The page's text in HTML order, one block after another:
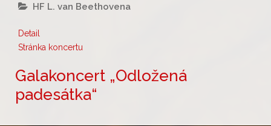
HF L. van Beethovena
Detail
Stránka koncertu
Galakoncert „Odložená
padesátka“